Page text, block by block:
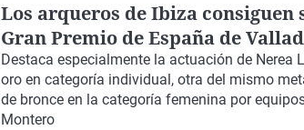
Los arqueros de Ibiza consiguen
Gran Premio de España de
Destaca especialmente la actuación de Nerea
oro en categoría individual, otra del mismo
de bronce en la categoría femenina por
Montero